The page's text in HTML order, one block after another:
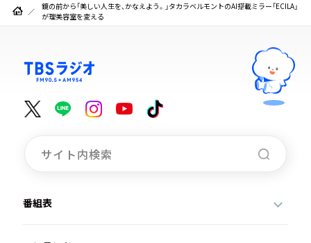
鏡の前から「美しい人生を、かなえよう。」タカラベルモントのAI搭載ミラー「ECILA」
が理美容室を変える
番組表